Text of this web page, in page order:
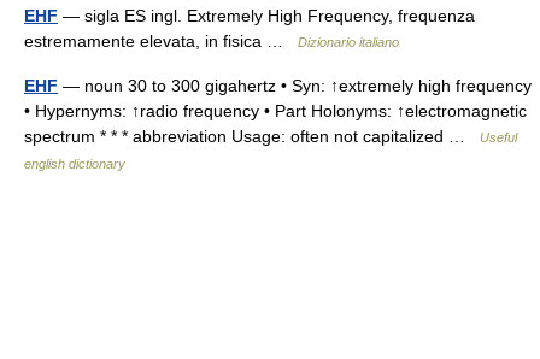
EHF — sigla ES ingl. Extremely High Frequency, frequenza
estremamente elevata, in fisica …
Dizionario italiano
EHF — noun 30 to 300 gigahertz • Syn: ↑extremely high frequency
• Hypernyms: ↑radio frequency • Part Holonyms: ↑electromagnetic
spectrum * * * abbreviation Usage: often not capitalized …
Useful
english dictionary